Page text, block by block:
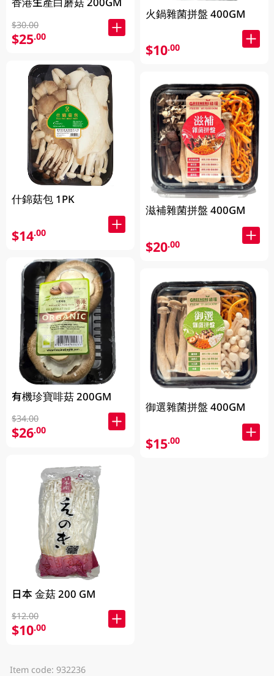
$30.00
$25.00
什錦菇包 1PK
$14.00
有機珍寶啡菇 200GM
$34.00
$26.00
日本 金菇 200 GM
$12.00
$10.00
火鍋雜菌拼盤 400GM
$10.00
滋補雜菌拼盤 400GM
$20.00
御選雜菌拼盤 400GM
$15.00
Item code: 932236